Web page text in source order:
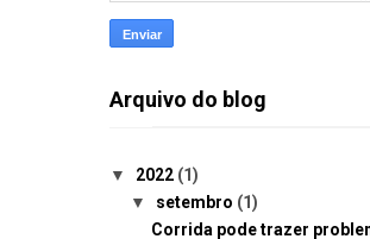
Arquivo do blog
▼ 2022 (1)
▼ setembro (1)
Corrida pode trazer